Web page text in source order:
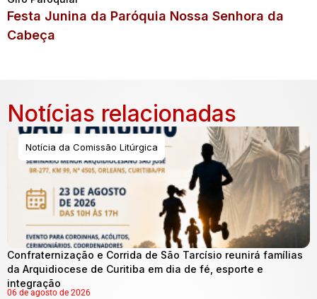
Festa Junina da Paróquia Nossa Senhora da
Cabeça
Notícias relacionadas
Notícia da Comissão Litúrgica
Confraternização e Corrida de São Tarcísio reunirá famílias
da Arquidiocese de Curitiba em dia de fé, esporte e
integração
06 de agosto de 2026